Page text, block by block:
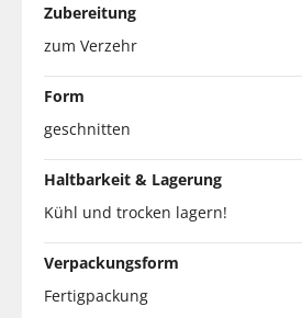
Zubereitung
zum Verzehr
Form
geschnitten
Haltbarkeit & Lagerung
Kühl und trocken lagern!
Verpackungsform
Fertigpackung